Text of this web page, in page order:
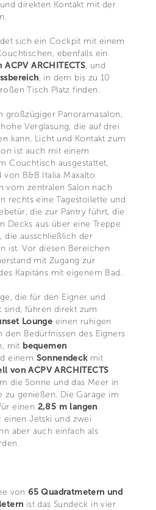
direkten Kontakt mit der
sich ein Cockpit mit einem
ebenfalls ein
ACPV ARCHITECTS, und
, in dem bis zu 10
Tisch Platz finden.
großzügiger Panoramasalon,
Verglasung, die auf drei
kann, Licht und Kontakt zum
ist auch mit einem
Couchtisch ausgestattet,
B&B Italia Maxalto
vom zentralen Salon nach
rechts eine Tagestoilette und
die zur Pantry führt, die
Decks aus über eine Treppe
die ausschließlich der
ist. Vor diesen Bereichen
mit Zugang zur
Kapitäns mit eigenem Bad.
die für den Eigner und
sind, führen direkt zum
Lounge einen ruhigen
den Bedürfnissen des Eigners
mit bequemen
einem Sonnendeckmit
von ACPV ARCHITECTS
die Sonne und das Meer in
zu genießen. Die Garage im
einen 2,85 m langen
einen Jetski und zwei
aber auch einfach als
von 65 Quadratmetern und
ist das Sundeck in vier